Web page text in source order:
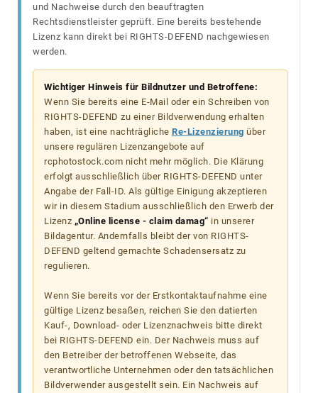
und Nachweise durch den beauftragten
Rechtsdienstleister geprüft. Eine bereits bestehende
Lizenz kann direkt bei RIGHTS-DEFEND nachgewiesen
werden.
Wichtiger Hinweis für Bildnutzer und Betroffene:
Wenn Sie bereits eine E-Mail oder ein Schreiben von
RIGHTS-DEFEND zu einer Bildverwendung erhalten
haben, ist eine nachträgliche Re-Lizenzierung über
unsere regulären Lizenzangebote auf
rcphotostock.com nicht mehr möglich. Die Klärung
erfolgt ausschließlich über RIGHTS-DEFEND unter
Angabe der Fall-ID. Als gültige Einigung akzeptieren
wir in diesem Stadium ausschließlich den Erwerb der
Lizenz „Online license - claim damag“ in unserer
Bildagentur. Andernfalls bleibt der von RIGHTS-
DEFEND geltend gemachte Schadensersatz zu
regulieren.
Wenn Sie bereits vor der Erstkontaktaufnahme eine
gültige Lizenz besaßen, reichen Sie den datierten
Kauf-, Download- oder Lizenznachweis bitte direkt
bei RIGHTS-DEFEND ein. Der Nachweis muss auf
den Betreiber der betroffenen Webseite, das
verantwortliche Unternehmen oder den tatsächlichen
Bildverwender ausgestellt sein. Ein Nachweis auf